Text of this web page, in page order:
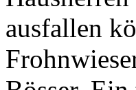
ausfallen